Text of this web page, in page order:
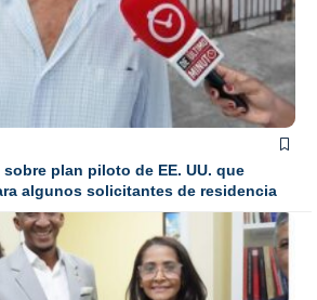
plan piloto de EE. UU. que
algunos solicitantes de residencia